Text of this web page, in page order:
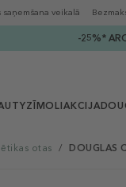
veikalā
-25%*
ZĪMOLIAKCIJA
otas / DOUGLAS